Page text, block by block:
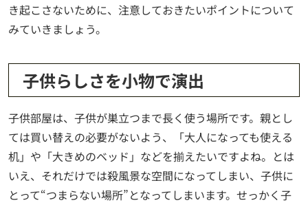
き起こさないために、注意しておきたいポイントについて
みていきましょう。
子供らしさを小物で演出
子供部屋は、子供が巣立つまで長く使う場所です。親とし
ては買い替えの必要がないよう、「大人になっても使える
机」や「大きめのベッド」などを揃えたいですよね。とは
いえ、それだけでは殺風景な空間になってしまい、子供に
とって“つまらない場所”となってしまいます。せっかく子